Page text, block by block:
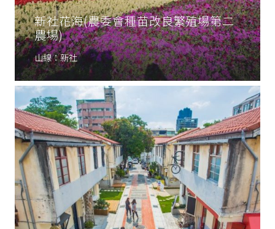
新社花海(農委會種苗改良繁殖場第二
農場)
山線：新社